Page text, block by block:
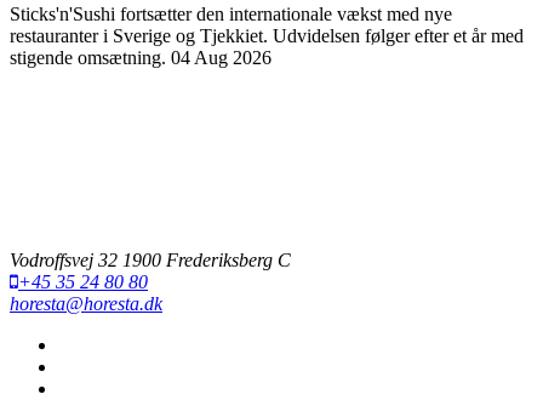
Sticks'n'Sushi fortsætter den internationale vækst med nye
restauranter i Sverige og Tjekkiet. Udvidelsen følger efter et år med
stigende omsætning. 04 Aug 2026
Vodroffsvej 32 1900 Frederiksberg C
+45 35 24 80 80
horesta@horesta.dk